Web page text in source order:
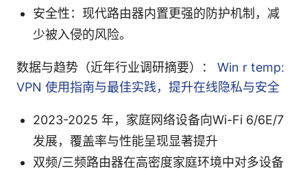
安全性：现代路由器内置更强的防护机制，减
少被入侵的风险。
数据与趋势（近年行业调研摘要）： Win r temp:
VPN 使用指南与最佳实践，提升在线隐私与安全
2023-2025 年，家庭网络设备向Wi-Fi 6/6E/7
发展，覆盖率与性能呈现显著提升
双频/三频路由器在高密度家庭环境中对多设备